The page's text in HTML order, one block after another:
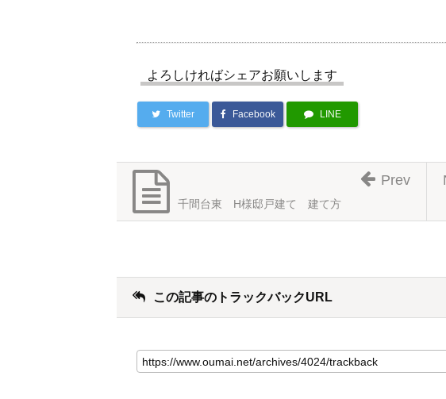
よろしければシェアお願いします
Twitter Facebook LINE
千間台東 H様邸戸建て 建て方
Prev
この記事のトラックバックURL